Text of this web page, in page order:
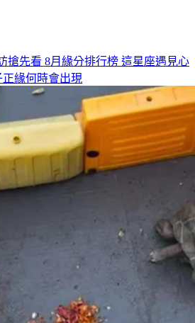
搶先看 8月緣分排行榜 這星座遇見心
緣何時會出現